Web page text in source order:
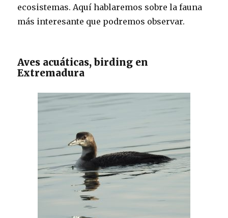
ecosistemas. Aquí hablaremos sobre la fauna
más interesante que podremos observar.
Aves acuáticas, birding en
Extremadura